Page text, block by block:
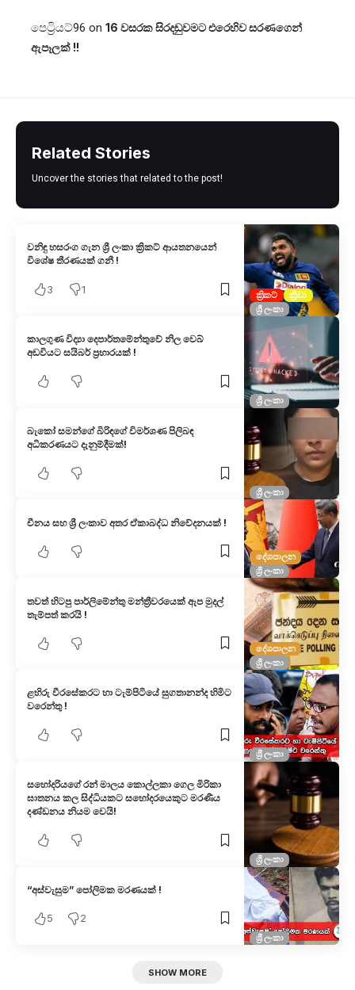
පෙට්‍රියට්96 on 16 වසරක සිරදඬුවමට එරෙහිව සරණගෙන්
ඇපෑලක් !!
Related Stories
Uncover the stories that related to the post!
ක්‍රිකට්
ක්‍රීඩා
ශ්‍රී ලංකා
වනිඳු හසරං​ග ගැන ශ්‍රී ලංකා ක්‍රිකට් ආයතනයෙන්
විශේෂ තීරණයක් ගනී !
3 1
ශ්‍රී ලංකා
කාලගුණ විද්‍යා දෙපාර්තමේන්තුවේ නිල වෙබ්
අඩවියට සයිබර් ප්‍රහාරයක් !
ශ්‍රී ලංකා
බැකෝ සමන්ගේ බිරිඳගේ විමර්ශණ පිලිබඳ
අධිකරණයට දැනුම්දීමක්!
දේශපාලන
ශ්‍රී ලංකා
චීනය සහ ශ්‍රී ලංකාව අතර ඒකාබද්ධ නිවේදනයක් !
දේශපාලන
ශ්‍රී ලංකා
තවත් හිටපු පාර්ලිමේන්තු මන්ත්‍රීවරයෙක් ඇප මුදල්
තැම්පත් කරයි !
ශ්‍රී ලංකා
ළහිරු වීරසේකරට හා ටැම්පිටියේ සුගතානන්ද හිමිට
වරෙන්තු !
ශ්‍රී ලංකා
සහෝදරියගේ රන් මාලය කොල්ලකා ගෙල මිරිකා
ඝාතනය කල සිද්ධියකට සහෝදරයෙකුට මරණීය
දණ්ඩනය නියම වෙයි!
ශ්‍රී ලංකා
“අස්වැසුම” පෝලිමක මරණයක් !
5 2
SHOW MORE